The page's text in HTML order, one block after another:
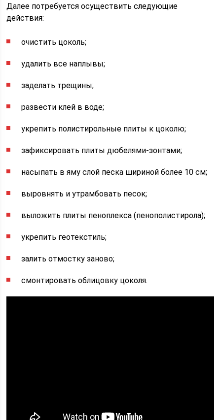
Далее потребуется осуществить следующие
действия:
очистить цоколь;
удалить все наплывы;
заделать трещины;
развести клей в воде;
укрепить полистирольные плиты к цоколю;
зафиксировать плиты дюбелями-зонтами;
насыпать в яму слой песка шириной более 10 см;
выровнять и утрамбовать песок;
выложить плиты пеноплекса (пенополистирола);
укрепить геотекстиль;
залить отмостку заново;
смонтировать облицовку цоколя.